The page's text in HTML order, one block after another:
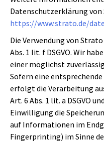
Datenschutzerklärung von
https://www.strato.de/
Die Verwendung von
Abs. 1 lit. f DSGVO. Wir
einer möglichst
Sofern eine
erfolgt die Verarbeitung
Art. 6 Abs. 1 lit. a DSGVO
Einwilligung die
auf Informationen im
Fingerprinting) im Sinne